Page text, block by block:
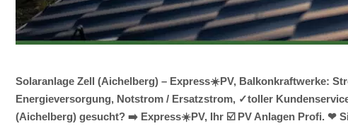
Solaranlage Zell (Aichelberg) – Express☀️PV, Balkonkraftwerke:
Energieversorgung, Notstrom / Ersatzstrom, ✓toller
(Aichelberg) gesucht? ➡️ Express☀️PV️, Ihr ☑️ PV Anlagen Profi. ❤